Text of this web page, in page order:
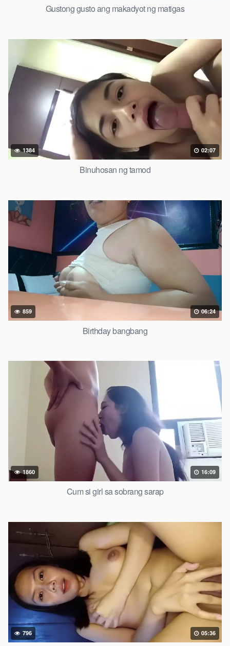
Gustong gusto ang makadyot ng matigas
1384 02:07
Binuhosan ng tamod
859 06:24
Birthday bangbang
1860 16:09
Cum si girl sa sobrang sarap
796 05:36